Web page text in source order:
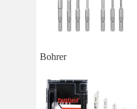
Bohrer